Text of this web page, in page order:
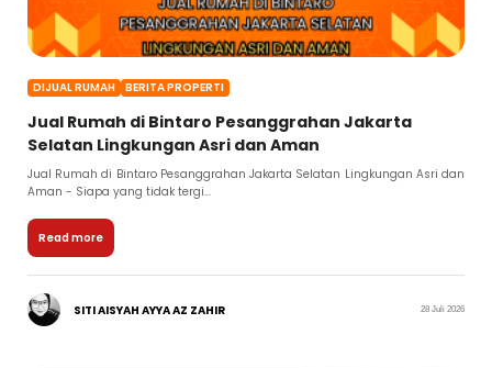
DIJUAL RUMAH BERITA PROPERTI
Jual Rumah di Bintaro Pesanggrahan Jakarta
Selatan Lingkungan Asri dan Aman
Jual Rumah di Bintaro Pesanggrahan Jakarta Selatan Lingkungan Asri dan
Aman - Siapa yang tidak tergi...
Read more
SITI AISYAH AYYA AZ ZAHIR 28 Juli 2026